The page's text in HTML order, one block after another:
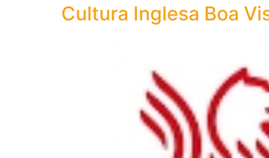
Cultura Inglesa Boa